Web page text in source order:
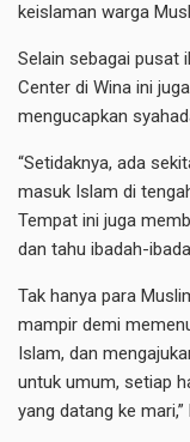
keislaman warga
Selain sebagai pusat
Center di Wina ini
mengucapkan
“Setidaknya, ada
masuk Islam di
Tempat ini juga
dan tahu ibadah-
Tak hanya para
mampir demi
Islam, dan
untuk umum, setiap
yang datang ke mari,”